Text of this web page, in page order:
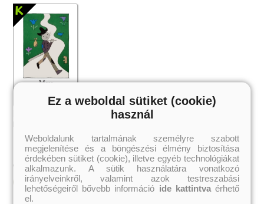
Online ár:1 672 Ft
Kosárba
Ez a weboldal sütiket (cookie)
használ
Weboldalunk tartalmának személyre szabott
megjelenítése és a böngészési élmény biztosítása
érdekében sütiket (cookie), illetve egyéb technológiákat
alkalmazunk. A sütik használatára vonatkozó
irányelveinkről, valamint azok testreszabási
lehetőségeiről bővebb információ ide kattintvaérhető
el.